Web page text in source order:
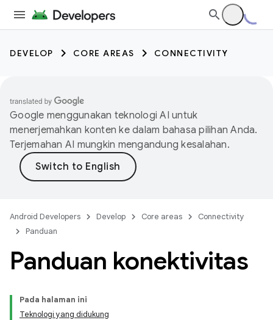
DEVELOP CORE AREAS CONNECTIVITY
Google menggunakan teknologi AI untuk
menerjemahkan konten ke dalam bahasa pilihan Anda.
Terjemahan AI mungkin mengandung kesalahan.
Android Developers Develop Core areas
Connectivity
Panduan
Panduan konektivitas
Pada halaman ini
Teknologi yang didukung